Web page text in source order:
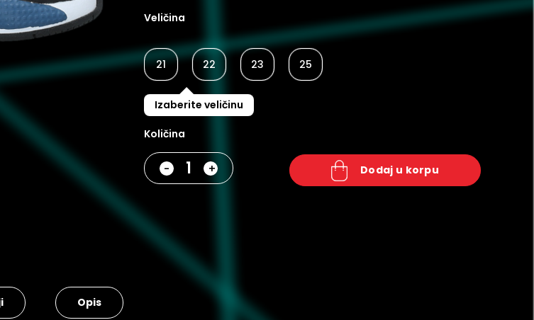
Veličina
21 22 23 25
Izaberite veličinu
Količina
- + dodaj u korpu
Opis